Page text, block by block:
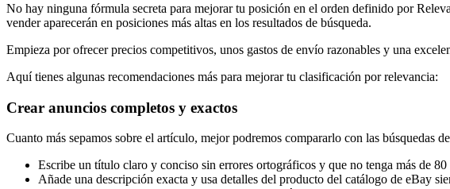
No hay ninguna fórmula secreta para mejorar tu posición en el orden definido por
vender aparecerán en posiciones más altas en los resultados de búsqueda.
Empieza por ofrecer precios competitivos, unos gastos de envío razonables y una
Aquí tienes algunas recomendaciones más para mejorar tu clasificación por relevancia:
Crear anuncios completos y exactos
Cuanto más sepamos sobre el artículo, mejor podremos compararlo con las búsquedas
Escribe un título claro y conciso sin errores ortográficos y que no tenga más de 80
Añade una descripción exacta y usa detalles del producto del catálogo de eBay